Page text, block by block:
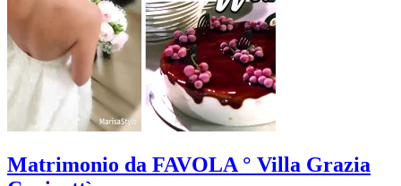
Matrimonio da FAVOLA ° Villa Grazia